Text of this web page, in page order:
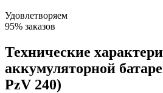
Удовлетворяем
95% заказов
Технические
аккумуляторной
PzV 240)